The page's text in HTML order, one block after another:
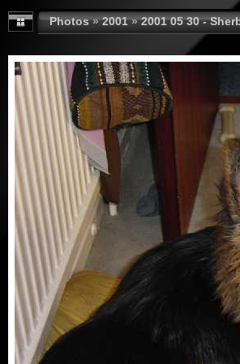
Photos»2001»2001 05 30 -